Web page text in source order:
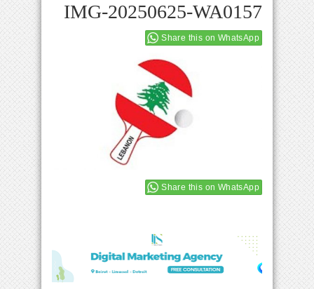
IMG-20250625-WA0157
Share this on WhatsApp
Share this on WhatsApp